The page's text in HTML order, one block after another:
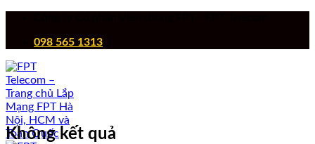
098 565 1313
Không kết quả